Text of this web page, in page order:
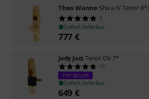
Theo Wanne Shiva IV Tenor 8*
3
Sofort lieferbar
777 €
Jody JazzTenor DV 7*
17
TOP-SELLER
Sofort lieferbar
649 €